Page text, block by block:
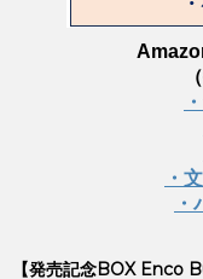
・
【発売記念BOX Enco